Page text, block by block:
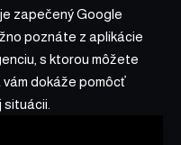
zapečený Google
poznáte z aplikácie
s ktorou môžete
dokáže pomôcť